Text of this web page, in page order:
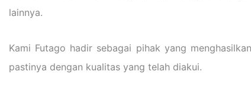
lainnya.
Kami Futago hadir sebagai pihak yang
pastinya dengan kualitas yang telah diakui.